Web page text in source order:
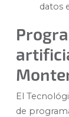
datos
El
de